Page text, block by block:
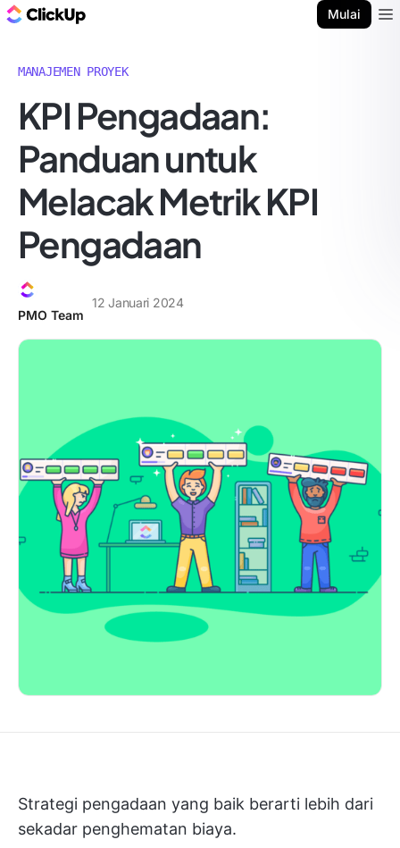
Mulai
MANAJEMEN PROYEK
KPI Pengadaan:
Panduan untuk
Melacak Metrik KPI
Pengadaan
PMO Team
12 Januari 2024
Strategi pengadaan yang baik berarti lebih dari
sekadar penghematan biaya.